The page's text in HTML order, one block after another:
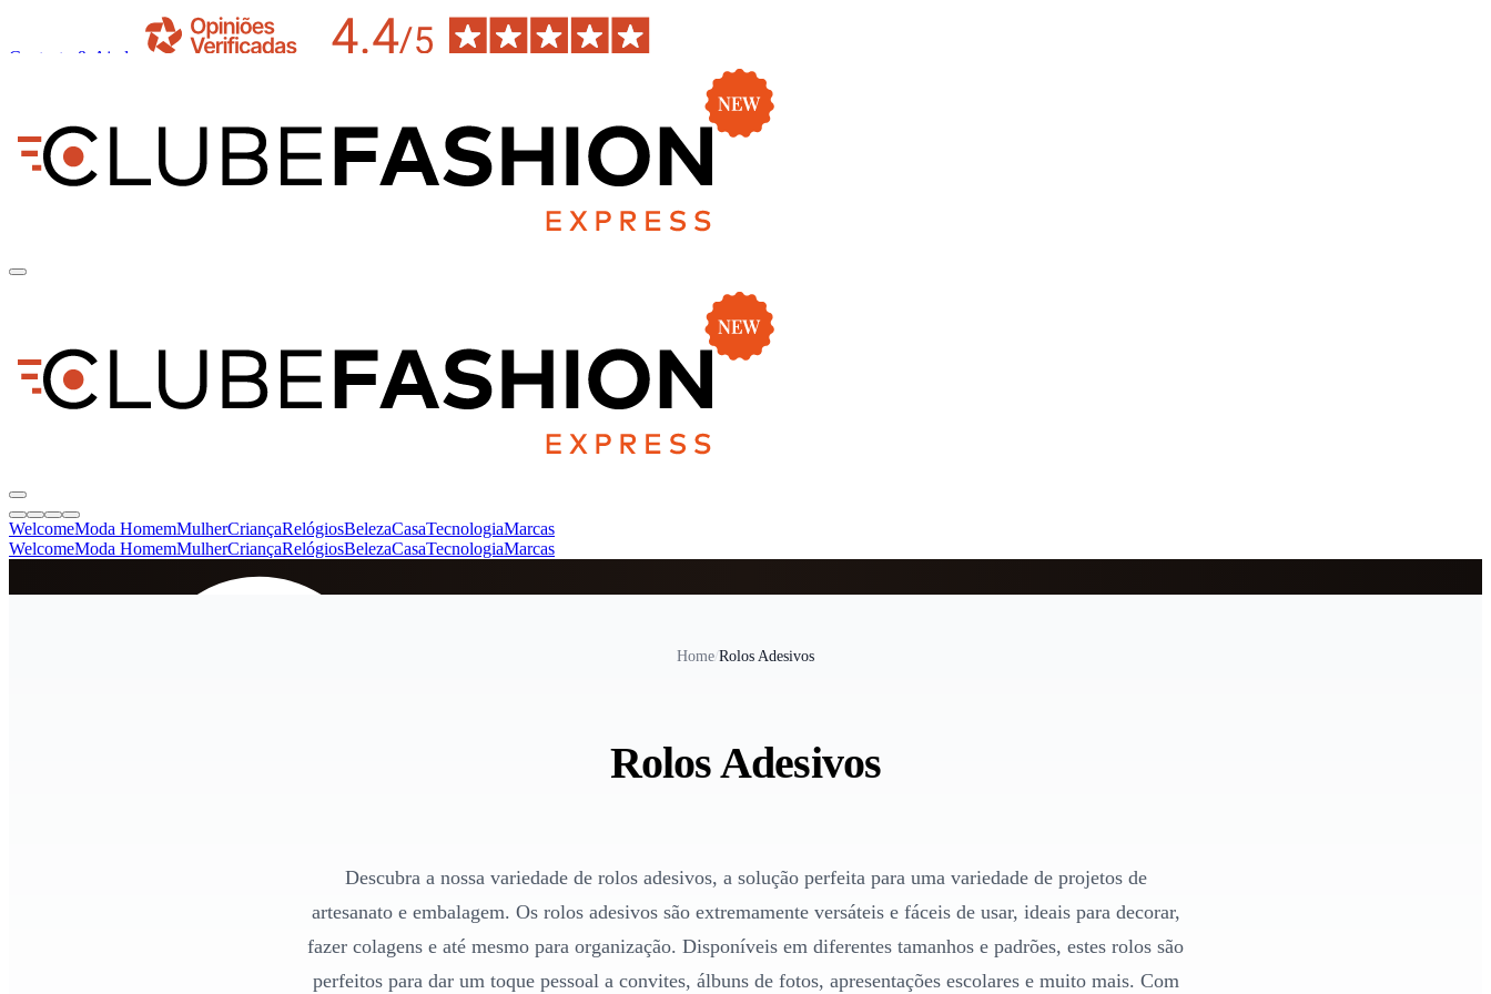
Contacto & Ajuda
WelcomeModa HomemMulherCriançaRelógiosBelezaCasaTecnologiaMarcas
WelcomeModa HomemMulherCriançaRelógiosBelezaCasaTecnologiaMarcas
Home/Rolos Adesivos
Rolos Adesivos
Descubra a nossa variedade de rolos adesivos, a solução perfeita para uma variedade de projetos de
artesanato e embalagem. Os rolos adesivos são extremamente versáteis e fáceis de usar, ideais para decorar,
fazer colagens e até mesmo para organização. Disponíveis em diferentes tamanhos e padrões, estes rolos são
perfeitos para dar um toque pessoal a convites, álbuns de fotos, apresentações escolares e muito mais. Com